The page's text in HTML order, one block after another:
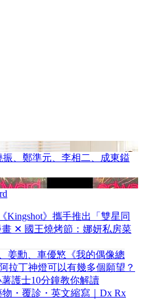
、鄭準元、李相二、成東鎰
》攜手推出「雙星同
✕ 國王燒烤節：娜妍私房菜
姜勳、車優慜《我的偶像總
拉丁神燈可以有幾多個願望？
護士10分鐘教你解讀
物・覆診・英文縮寫｜Dx Rx